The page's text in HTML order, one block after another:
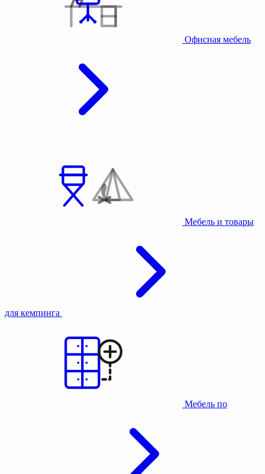
Офисная мебель
Мебель и товары
для кемпинга
Мебель по